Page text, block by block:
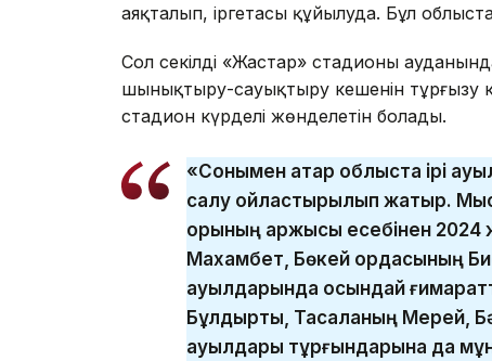
аяқталып, іргетасы құйылуда. Бұл
Сол секілді «Жастар» стадионы
шынықтыру-сауықтыру кешенін
стадион күрделі жөнделетін болады.
«Сонымен қатар облыста ірі
салу ойластырылып жатыр.
қорының қаржысы есебінен
Махамбет, Бөкей ордасының
ауылдарында осындай
Бұлдырты, Тасқаланың Мерей,
ауылдары тұрғындарына да